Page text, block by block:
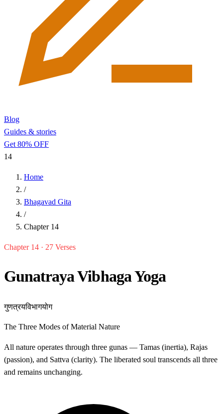
Blog
Guides & stories
Get 80% OFF
14
Home
/
Bhagavad Gita
/
Chapter 14
Chapter 14 · 27 Verses
Gunatraya Vibhaga Yoga
गुणत्रयविभागयोग
The Three Modes of Material Nature
All nature operates through three gunas — Tamas (inertia), Rajas
(passion), and Sattva (clarity). The liberated soul transcends all three
and remains unchanging.